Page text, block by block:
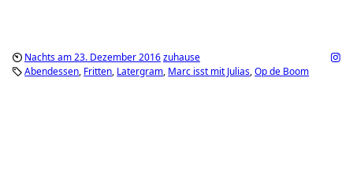
Nachts am 23. Dezember 2016zuhause
Abendessen Fritten Latergram Marc isst mit Julias Op de Boom